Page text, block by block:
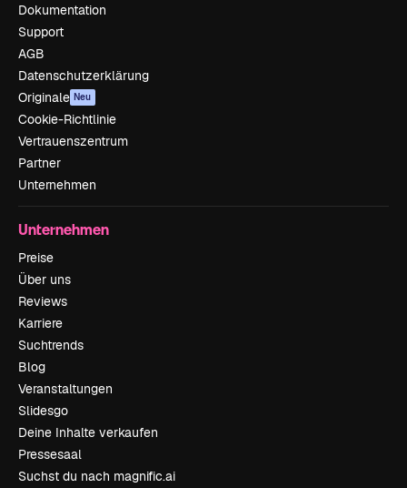
Dokumentation
Support
AGB
Datenschutzerklärung
Originale Neu
Cookie-Richtlinie
Vertrauenszentrum
Partner
Unternehmen
Unternehmen
Preise
Über uns
Reviews
Karriere
Suchtrends
Blog
Veranstaltungen
Slidesgo
Deine Inhalte verkaufen
Pressesaal
Suchst du nach magnific.ai